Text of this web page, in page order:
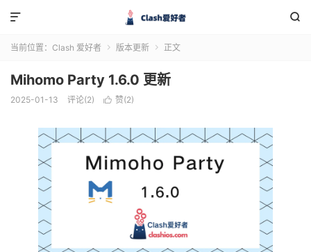


当前位置： Clash 爱好者  版本更新  正文
Mihomo Party 1.6.0 更新
2025-01-13 评论(2)  赞(2)